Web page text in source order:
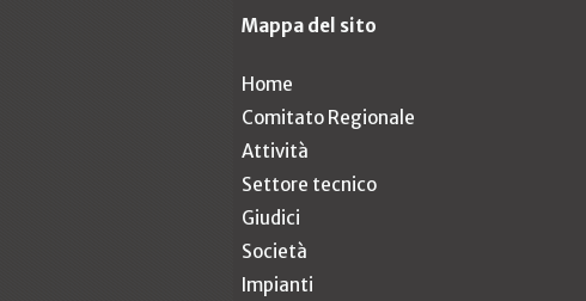
Mappa del sito
Home
Comitato Regionale
Attività
Settore tecnico
Giudici
Società
Impianti